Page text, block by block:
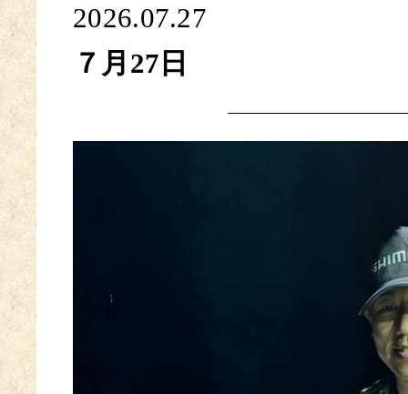
2026.07.27
７月27日